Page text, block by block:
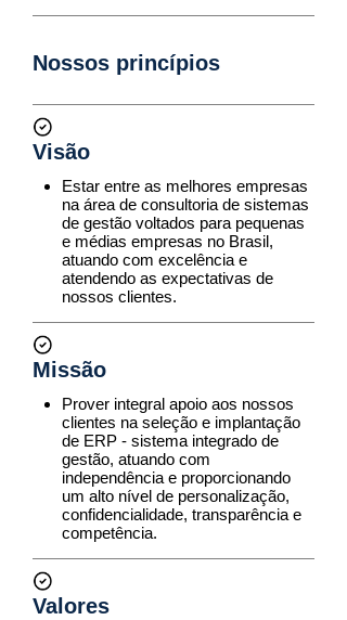
Nossos princípios
Visão
Estar entre as melhores empresas
na área de consultoria de sistemas
de gestão voltados para pequenas
e médias empresas no Brasil,
atuando com excelência e
atendendo as expectativas de
nossos clientes.
Missão
Prover integral apoio aos nossos
clientes na seleção e implantação
de ERP - sistema integrado de
gestão, atuando com
independência e proporcionando
um alto nível de personalização,
confidencialidade, transparência e
competência.
Valores